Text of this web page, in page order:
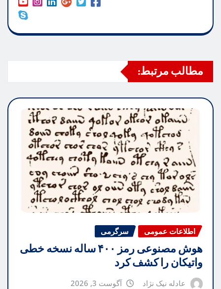
مطالب مرتبط:
اطلاعات عمومی سرگرمی
هوش مصنوعی رمز ۴۰۰ ساله نسخه خطی
واتیکان را کشف کرد
عادله نیک نژاد آگوست 3, 2026